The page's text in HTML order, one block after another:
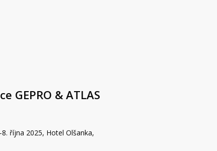
GEPRO & ATLAS
října 2025, Hotel Olšanka,